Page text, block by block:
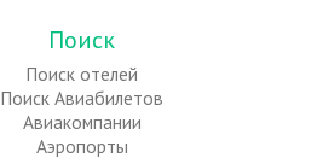
Поиск
Поиск отелей
Поиск Авиабилетов
Авиакомпании
Аэропорты